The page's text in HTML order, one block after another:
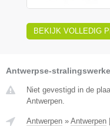
BEKIJK VOLLEDIG
Antwerpse-
Niet gevestigd in de
Antwerpen.
Antwerpen » Antwerpen